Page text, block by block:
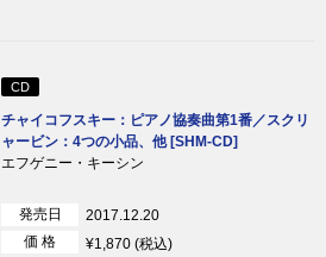
CD
チャイコフスキー：ピアノ協奏曲第1番／スクリ
ャービン：4つの小品、他 [SHM-CD]
エフゲニー・キーシン
発売日
2017.12.20
価 格
¥1,870 (税込)